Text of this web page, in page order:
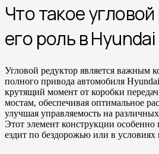
Что такое
его роль в Hyundai
Угловой редуктор является важным
полного привода автомобиля
крутящий момент от коробки
мостам, обеспечивая оптимальное
улучшая управляемость на
Этот элемент конструкции особенно
ездит по бездорожью или в